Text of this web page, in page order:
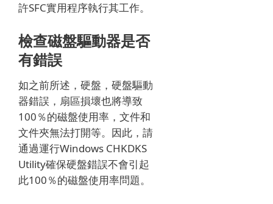
許SFC實用程序執行其工作。
檢查磁盤驅動器是否
有錯誤
如之前所述，硬盤，硬盤驅動
器錯誤，扇區損壞也將導致
100％的磁盤使用率，文件和
文件夾無法打開等。因此，請
通過運行Windows CHKDKS
Utility確保硬盤錯誤不會引起
此100％的磁盤使用率問題。